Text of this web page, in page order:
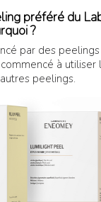
préféré du
?
par des
à utiliser
peelings.